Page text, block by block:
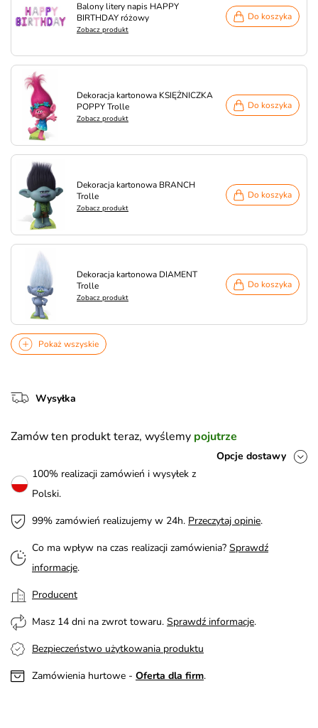
Balony litery napis HAPPY
BIRTHDAY różowy
Zobacz produkt
Do koszyka
Dekoracja kartonowa KSIĘŻNICZKA
POPPY Trolle
Zobacz produkt
Do koszyka
Dekoracja kartonowa BRANCH
Trolle
Zobacz produkt
Do koszyka
Dekoracja kartonowa DIAMENT
Trolle
Zobacz produkt
Do koszyka
Pokaż wszyskie
Wysyłka
Zamów ten produkt teraz, wyślemy pojutrze
Opcje dostawy
100% realizacji zamówień i wysyłek z
Polski.
99% zamówień realizujemy w 24h. Przeczytaj opinie.
Co ma wpływ na czas realizacji zamówienia? Sprawdź
informacje.
Producent
Masz 14 dni na zwrot towaru. Sprawdź informacje.
Bezpieczeństwo użytkowania produktu
Zamówienia hurtowe - Oferta dla firm.